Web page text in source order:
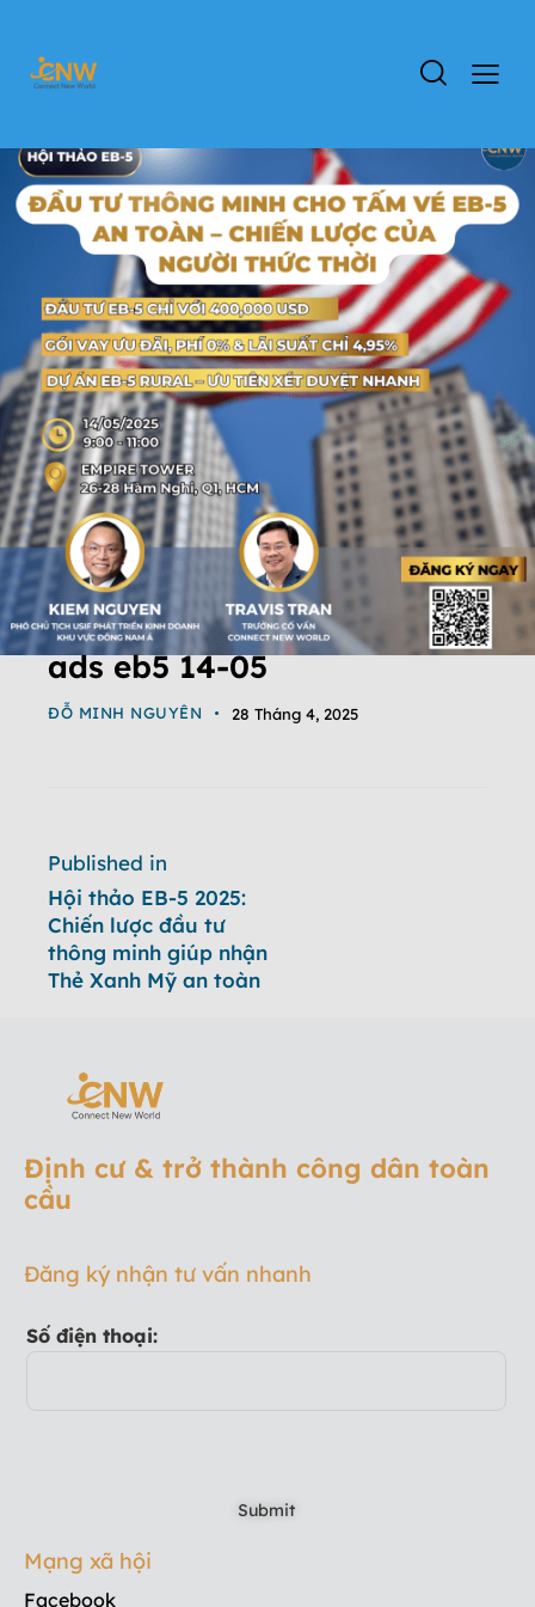
ads eb5 14-05
ĐỖ MINH NGUYÊN 28 Tháng 4, 2025
Published in
Hội thảo EB-5 2025:
Chiến lược đầu tư
thông minh giúp nhận
Thẻ Xanh Mỹ an toàn
Định cư & trở thành công dân toàn
cầu
Đăng ký nhận tư vấn nhanh
Số điện thoại:
Mạng xã hội
Facebook